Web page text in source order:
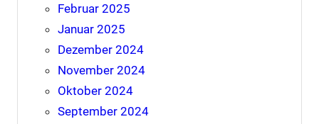
Februar 2025
Januar 2025
Dezember 2024
November 2024
Oktober 2024
September 2024